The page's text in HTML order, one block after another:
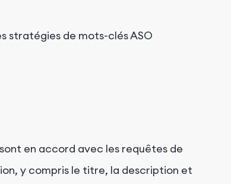
stratégies de mots-clés ASO
en accord avec les requêtes de
y compris le titre, la description et